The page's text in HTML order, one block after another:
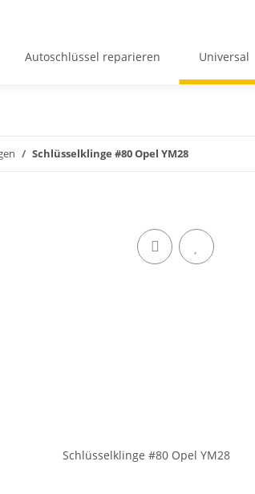
Autoschlüssel reparieren Universal
Schlüsselklinge #80 Opel YM28